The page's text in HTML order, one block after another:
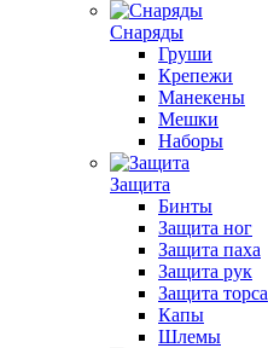
Снаряды
Груши
Крепежи
Манекены
Мешки
Наборы
Защита
Бинты
Защита ног
Защита паха
Защита рук
Защита торса
Капы
Шлемы